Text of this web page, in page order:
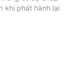
khi phát hành lại